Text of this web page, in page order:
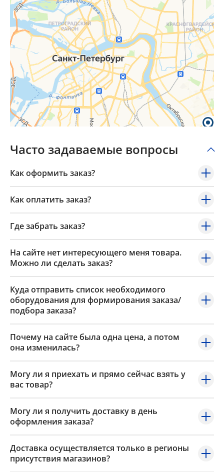
Часто задаваемые вопросы
Как оформить заказ?
Как оплатить заказ?
Где забрать заказ?
На сайте нет интересующего меня товара.
Можно ли сделать заказ?
Куда отправить список необходимого
оборудования для формирования заказа/
подбора заказа?
Почему на сайте была одна цена, а потом
она изменилась?
Могу ли я приехать и прямо сейчас взять у
вас товар?
Могу ли я получить доставку в день
оформления заказа?
Доставка осуществляется только в регионы
присутствия магазинов?